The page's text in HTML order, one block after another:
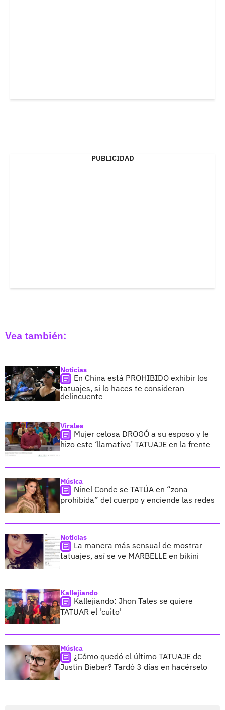
PUBLICIDAD
Vea también:
Noticias
En China está PROHIBIDO exhibir los
tatuajes, si lo haces te consideran
delincuente
Virales
Mujer celosa DROGÓ a su esposo y le
hizo este ‘llamativo’ TATUAJE en la frente
Música
Ninel Conde se TATÚA en “zona
prohibida” del cuerpo y enciende las redes
Noticias
La manera más sensual de mostrar
tatuajes, así se ve MARBELLE en bikini
Kallejiando
Kallejiando: Jhon Tales se quiere
TATUAR el 'cuito'
Música
¿Cómo quedó el último TATUAJE de
Justin Bieber? Tardó 3 días en hacérselo